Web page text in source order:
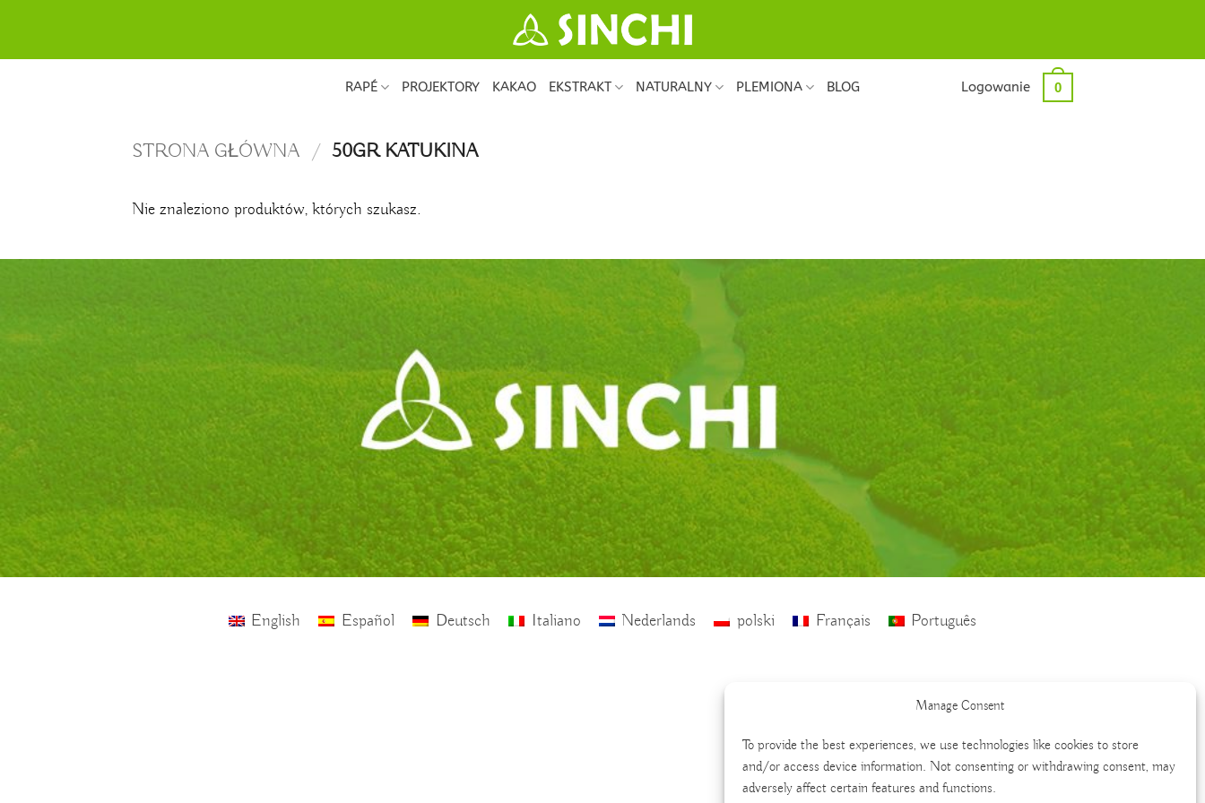
Manage Consent
To provide the best experiences, we use technologies like cookies to store
and/or access device information. Not consenting or withdrawing consent, may
adversely affect certain features and functions.
zawartości
RAPÉ PROJEKTORY KAKAO EKSTRAKT NATURALNY PLEMIONA BLOG Logowanie 0
STRONA GŁÓWNA / 50GR KATUKINA
Nie znaleziono produktów, których szukasz.
English Español Deutsch Italiano Nederlands polski Français Português